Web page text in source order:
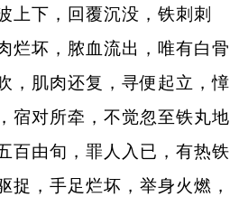
上下，回覆沉没，铁刺刺
烂坏，脓血流出，唯有白骨
，肌肉还复，寻便起立，慞
宿对所牵，不觉忽至铁丸地
百由旬，罪人入已，有热铁
捉，手足烂坏，举身火燃，